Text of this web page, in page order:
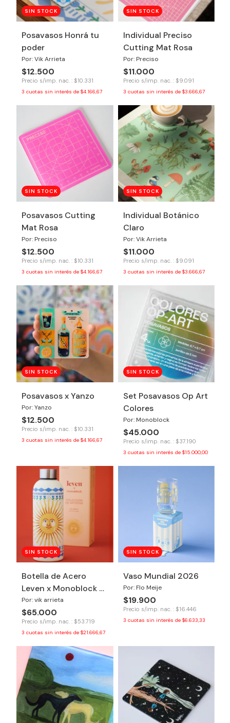
SIN STOCK
Posavasos Honrá tu
poder
Por: Vik Arrieta
$12.500
Precio s/imp. nac. : $10.331
3 cuotas sin interés de $4.166,67
SIN STOCK
Individual Preciso
Cutting Mat Rosa
Por: Preciso
$11.000
Precio s/imp. nac. : $9.091
3 cuotas sin interés de $3.666,67
SIN STOCK
Posavasos Cutting
Mat Rosa
Por: Preciso
$12.500
Precio s/imp. nac. : $10.331
3 cuotas sin interés de $4.166,67
SIN STOCK
Individual Botánico
Claro
Por: Vik Arrieta
$11.000
Precio s/imp. nac. : $9.091
3 cuotas sin interés de $3.666,67
SIN STOCK
Posavasos x Yanzo
Por: Yanzo
$12.500
Precio s/imp. nac. : $10.331
3 cuotas sin interés de $4.166,67
SIN STOCK
Set Posavasos Op Art
Colores
Por: Monoblock
$45.000
Precio s/imp. nac. : $37.190
3 cuotas sin interés de $15.000,00
SIN STOCK
Botella de Acero
Leven x Monoblock -
Honrá tu poder
Por: vik arrieta
$65.000
Precio s/imp. nac. : $53.719
3 cuotas sin interés de $21.666,67
SIN STOCK
Vaso Mundial 2026
Por: Flo Meije
$19.900
Precio s/imp. nac. : $16.446
3 cuotas sin interés de $6.633,33